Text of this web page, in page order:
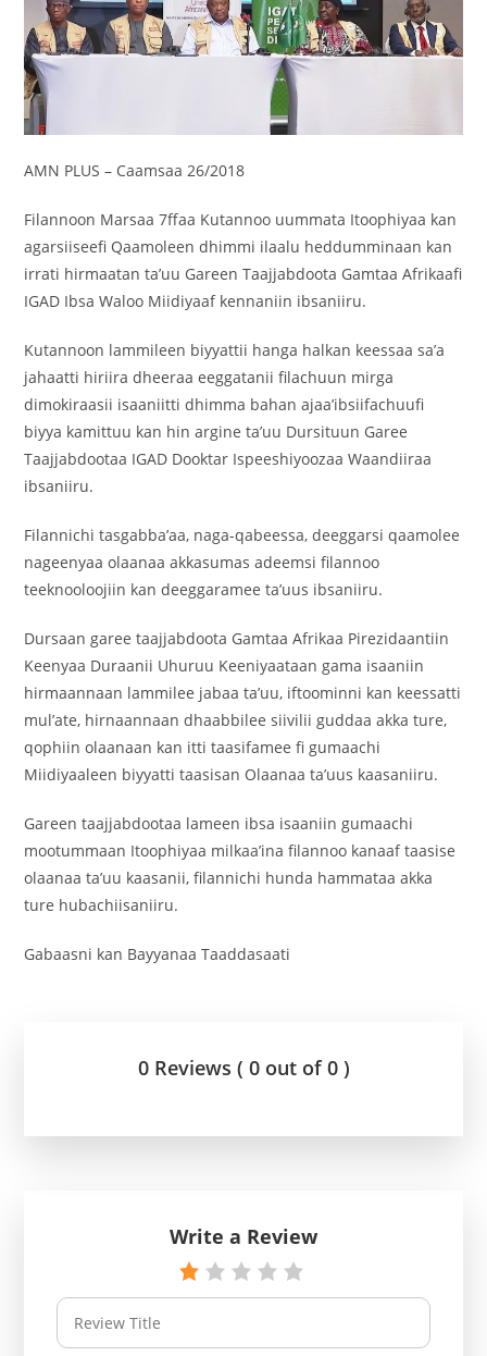
AMN PLUS – Caamsaa 26/2018
Filannoon Marsaa 7ffaa Kutannoo uummata Itoophiyaa kan
agarsiiseefi Qaamoleen dhimmi ilaalu heddumminaan kan
irrati hirmaatan ta’uu Gareen Taajjabdoota Gamtaa Afrikaafi
IGAD Ibsa Waloo Miidiyaaf kennaniin ibsaniiru.
Kutannoon lammileen biyyattii hanga halkan keessaa sa’a
jahaatti hiriira dheeraa eeggatanii filachuun mirga
dimokiraasii isaaniitti dhimma bahan ajaa’ibsiifachuufi
biyya kamittuu kan hin argine ta’uu Dursituun Garee
Taajjabdootaa IGAD Dooktar Ispeeshiyoozaa Waandiiraa
ibsaniiru.
Filannichi tasgabba’aa, naga-qabeessa, deeggarsi qaamolee
nageenyaa olaanaa akkasumas adeemsi filannoo
teeknooloojiin kan deeggaramee ta’uus ibsaniiru.
Dursaan garee taajjabdoota Gamtaa Afrikaa Pirezidaantiin
Keenyaa Duraanii Uhuruu Keeniyaataan gama isaaniin
hirmaannaan lammilee jabaa ta’uu, iftoominni kan keessatti
mul’ate, hirnaannaan dhaabbilee siivilii guddaa akka ture,
qophiin olaanaan kan itti taasifamee fi gumaachi
Miidiyaaleen biyyatti taasisan Olaanaa ta’uus kaasaniiru.
Gareen taajjabdootaa lameen ibsa isaaniin gumaachi
mootummaan Itoophiyaa milkaa’ina filannoo kanaaf taasise
olaanaa ta’uu kaasanii, filannichi hunda hammataa akka
ture hubachiisaniiru.
Gabaasni kan Bayyanaa Taaddasaati
0 Reviews ( 0 out of 0 )
Write a Review